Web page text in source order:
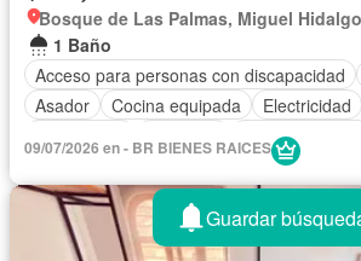
Bosque de Las Palmas, Miguel Hidalgo
1 Baño
Acceso para personas con discapacidad
Asador
Cocina equipada Electricidad
Sala polivalente
09/07/2026 en - BR BIENES RAICES
Guardar